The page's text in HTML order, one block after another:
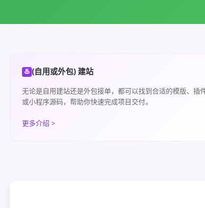
♨ (自用或外包) 建站
无论是自用建站还是外包接单，都可以找到合适的模版、插
或小程序源码，帮助你快速完成项目交付。
更多介绍 >